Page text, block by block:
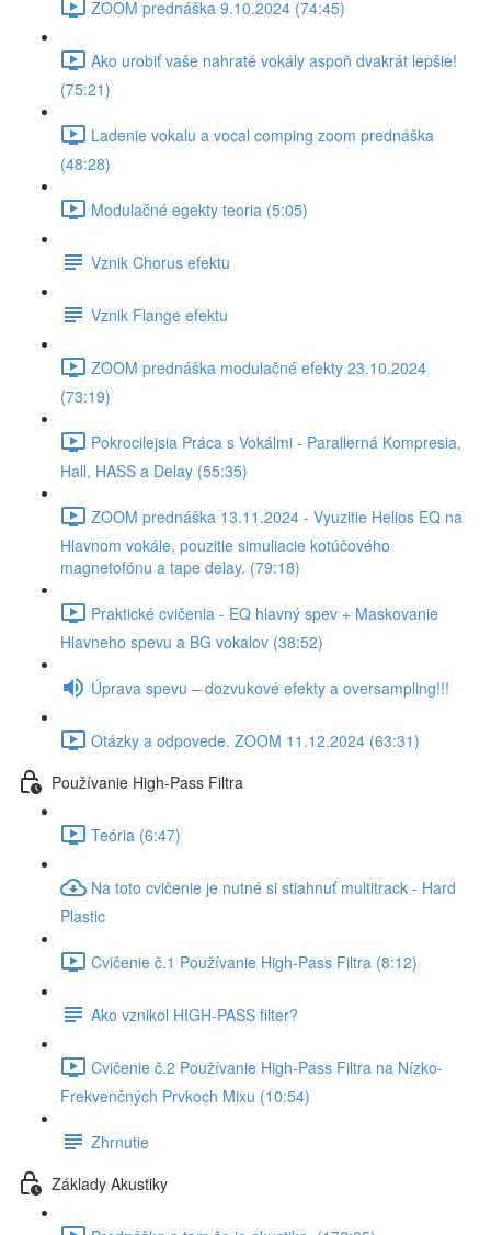
ZOOM prednáška 9.10.2024 (74:45)
Ako urobiť vaše nahraté vokály aspoň dvakrát lepšie!
(75:21)
Ladenie vokalu a vocal comping zoom prednáška
(48:28)
Modulačné egekty teoria (5:05)
Vznik Chorus efektu
Vznik Flange efektu
ZOOM prednáška modulačné efekty 23.10.2024
(73:19)
Pokrocilejsia Práca s Vokálmi - Parallerná Kompresia,
Hall, HASS a Delay (55:35)
ZOOM prednáška 13.11.2024 - Vyuzitie Helios EQ na
Hlavnom vokále, pouzitie simuliacie kotúčového
magnetofónu a tape delay. (79:18)
Praktické cvičenia - EQ hlavný spev + Maskovanie
Hlavneho spevu a BG vokalov (38:52)
Úprava spevu – dozvukové efekty a oversampling!!!
Otázky a odpovede. ZOOM 11.12.2024 (63:31)
Používanie High-Pass Filtra
Teória (6:47)
Na toto cvičenie je nutné si stiahnuť multitrack - Hard
Plastic
Cvičenie č.1 Používanie High-Pass Filtra (8:12)
Ako vznikol HIGH-PASS filter?
Cvičenie č.2 Používanie High-Pass Filtra na Nízko-
Frekvenčných Prvkoch Mixu (10:54)
Zhrnutie
Základy Akustiky